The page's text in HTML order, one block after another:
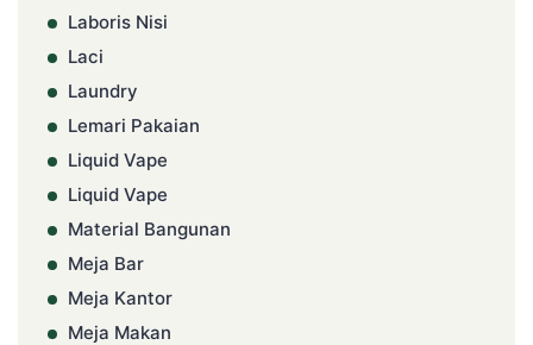
Laboris Nisi
Laci
Laundry
Lemari Pakaian
Liquid Vape
Liquid Vape
Material Bangunan
Meja Bar
Meja Kantor
Meja Makan